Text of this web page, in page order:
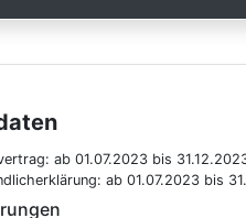
ab 01.07.2023 bis
ab 01.07.2023 bis